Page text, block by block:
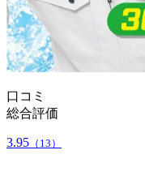
口コミ
総合評価
3.95 （13）